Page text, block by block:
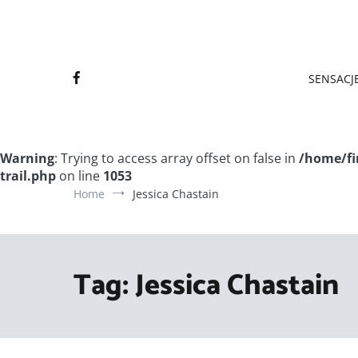
Warning: Trying to access array offset on false in /home/
trail.php on line 1053
Home Jessica Chastain
Tag:Jessica Chastain